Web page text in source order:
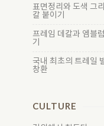
표면정리와 도색 그
칼 붙이기
프레임 데칼과 엠블
기
국내 최초의 트레일
창환
CULTURE